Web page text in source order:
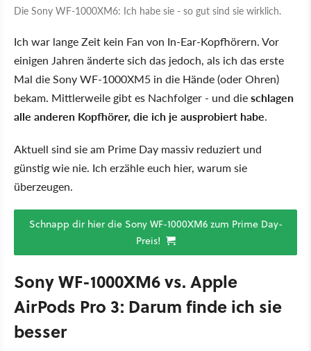
Die Sony WF-1000XM6: Ich habe sie - so gut sind sie wirklich.
Ich war lange Zeit kein Fan von In-Ear-Kopfhörern. Vor
einigen Jahren änderte sich das jedoch, als ich das erste
Mal die Sony WF-1000XM5 in die Hände (oder Ohren)
bekam. Mittlerweile gibt es Nachfolger - und dieschlagen
alle anderen Kopfhörer, die ich je ausprobiert habe.
Aktuell sind sie am Prime Day massiv reduziert und
günstig wie nie. Ich erzähle euch hier, warum sie
überzeugen.
Schnapp dir hier die Sony WF-1000XM6 zum Prime Day-
Preis!
Sony WF-1000XM6 vs. Apple
AirPods Pro 3: Darum finde ich sie
besser